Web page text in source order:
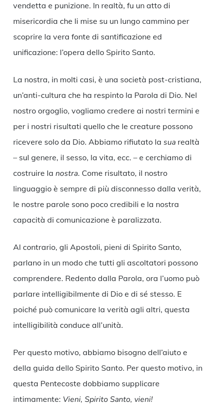
vendetta e punizione. In realtà, fu un atto di
misericordia che li mise su un lungo cammino per
scoprire la vera fonte di santificazione ed
unificazione: l’opera dello Spirito Santo.
La nostra, in molti casi, è una società post-cristiana,
un’anti-cultura che ha respinto la Parola di Dio. Nel
nostro orgoglio, vogliamo credere ai nostri termini e
per i nostri risultati quello che le creature possono
ricevere solo da Dio. Abbiamo rifiutato la sua realtà
– sul genere, il sesso, la vita, ecc. – e cerchiamo di
costruire la nostra. Come risultato, il nostro
linguaggio è sempre di più disconnesso dalla verità,
le nostre parole sono poco credibili e la nostra
capacità di comunicazione è paralizzata.
Al contrario, gli Apostoli, pieni di Spirito Santo,
parlano in un modo che tutti gli ascoltatori possono
comprendere. Redento dalla Parola, ora l’uomo può
parlare intelligibilmente di Dio e di sé stesso. E
poiché può comunicare la verità agli altri, questa
intelligibilità conduce all’unità.
Per questo motivo, abbiamo bisogno dell’aiuto e
della guida dello Spirito Santo. Per questo motivo, in
questa Pentecoste dobbiamo supplicare
intimamente: Vieni, Spirito Santo, vieni!